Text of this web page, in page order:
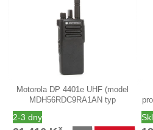
Motorola DP 4401e UHF (model
MDH56RDC9RA1AN typ
PBER502CE) je…
2-3 dny